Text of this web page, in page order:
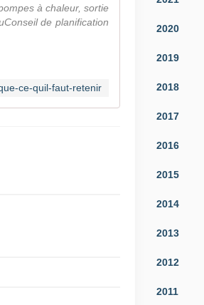
à chaleur, sortie
de planification
ce-quil-faut-retenir
2020
2019
2018
2017
2016
2015
2014
2013
2012
2011